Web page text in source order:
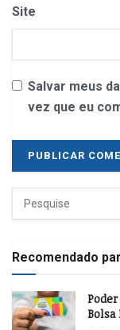
Site
Salvar meus
vez que eu
Recomendado